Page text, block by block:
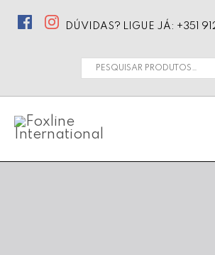
DÚVIDAS? LIGUE JÁ: +351
Pesquisar